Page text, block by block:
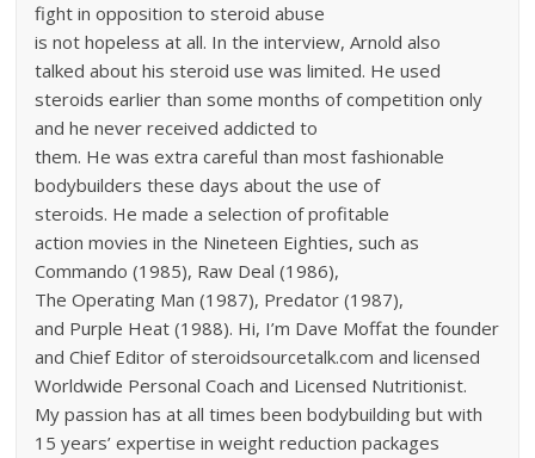
fight in opposition to steroid abuse
is not hopeless at all. In the interview, Arnold also
talked about his steroid use was limited. He used
steroids earlier than some months of competition only
and he never received addicted to
them. He was extra careful than most fashionable
bodybuilders these days about the use of
steroids. He made a selection of profitable
action movies in the Nineteen Eighties, such as
Commando (1985), Raw Deal (1986),
The Operating Man (1987), Predator (1987),
and Purple Heat (1988). Hi, I’m Dave Moffat the founder
and Chief Editor of steroidsourcetalk.com and licensed
Worldwide Personal Coach and Licensed Nutritionist.
My passion has at all times been bodybuilding but with
15 years’ expertise in weight reduction packages